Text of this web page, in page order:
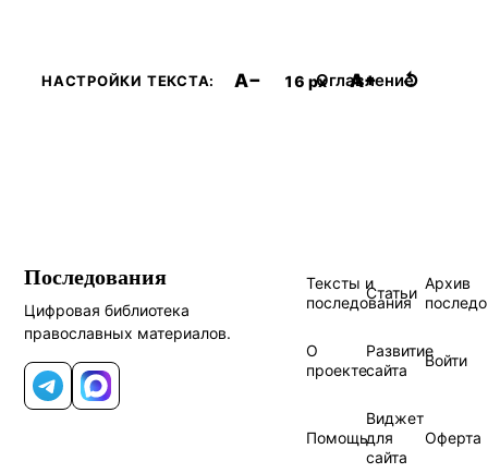
НАСТРОЙКИ ТЕКСТА: A− 16 px A+ ↺
Оглавление
Последования
Цифровая библиотека
православных материалов.
Telegram
MAX
Тексты и
последования
Статьи
Архив
О
проекте
Развитие
сайта
Войти
Помощь
Виджет
для
сайта
Оферта